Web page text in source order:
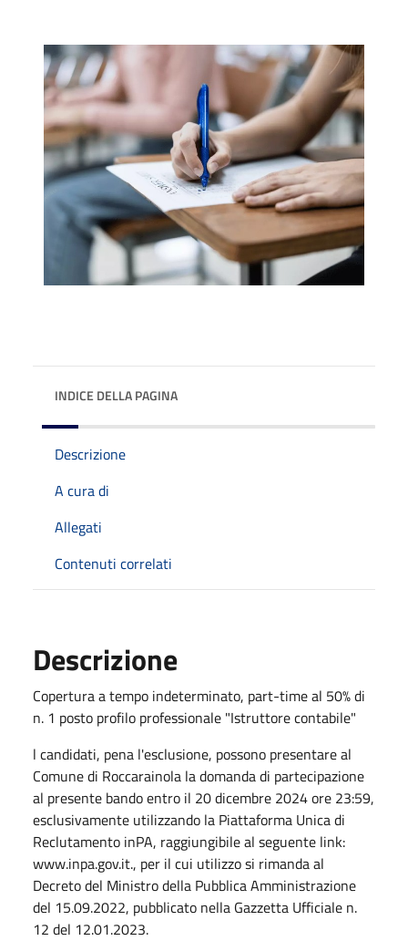
INDICE DELLA PAGINA
Descrizione
A cura di
Allegati
Contenuti correlati
Descrizione
Copertura a tempo indeterminato, part-time al 50% di
n. 1 posto profilo professionale "Istruttore contabile"
l candidati, pena l'esclusione, possono presentare al
Comune di Roccarainola la domanda di partecipazione
al presente bando entro il 20 dicembre 2024 ore 23:59,
esclusivamente utilizzando la Piattaforma Unica di
Reclutamento inPA, raggiungibile al seguente link:
www.inpa.gov.it., per il cui utilizzo si rimanda al
Decreto del Ministro della Pubblica Amministrazione
del 15.09.2022, pubblicato nella Gazzetta Ufficiale n.
12 del 12.01.2023.